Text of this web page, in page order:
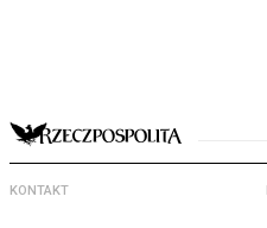
KONTAKT